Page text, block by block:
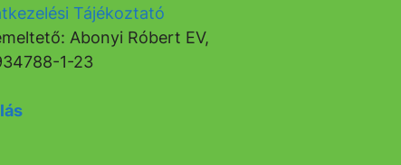
Tájékoztató
Abonyi Róbert EV,
1-23